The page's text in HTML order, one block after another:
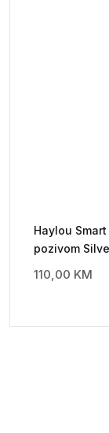
Haylou
pozivom
110,00 KM